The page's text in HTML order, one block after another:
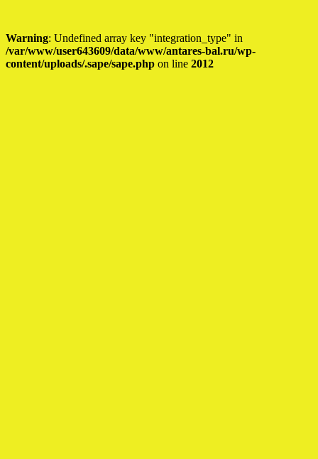
Warning: Undefined array key "integration_type" in
/var/www/user643609/data/www/antares-bal.ru/wp-
content/uploads/.sape/sape.php on line 2012